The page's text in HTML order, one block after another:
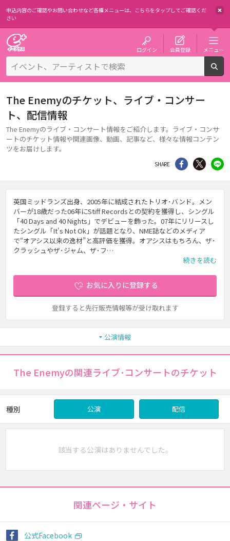
申込内容のご確認やお問い合わせなど各種メニューは、 こちらをタップしてご確認くだ
さい
ログイン 会員登録 メニュー
The Enemyのチケット、ライブ・コンサー
ト、配信情報
The Enemyのライブ・コンサート情報をご紹介します。ライブ・コンサ
ートのチケット情報や関連画像、動画、記事など、様々な情報コンテン
ツをお届けします。
SHARE シェア Twitter
英国ミッドランズ出身、2005年に結成されたトリオ･バンド。メン
バーが18歳だった06年にStiff Recordsとの契約を獲得し、シングル
「40 Days and 40 Nights」でデビューを飾った。07年にリリースし
たシングル「It's Not Ok」が話題となり、NME誌などのメディア
で“オアシス以来の逸材”と高評価を獲得。オアシスはもちろん、ザ･
クラッシュやザ･ジャム、ザ･フ…
続きを読む
お気に入りに登録する
登録すると先行販売情報等が受け取れます
公演情報
The Enemyの関連ライブ･コンサートのチケット
種別 公演 配信
該当する公演はありませんでした。
関連ページ・サイト
公式Facebook